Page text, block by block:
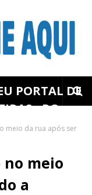
PORTAL DE
- RO
meio da rua após ser
no meio
a